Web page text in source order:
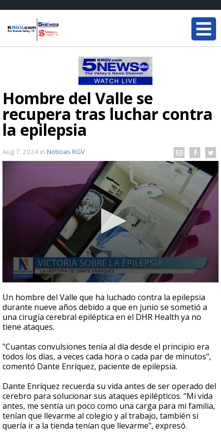
Hombre del Valle se
recupera tras luchar contra
la epilepsia
Aug 7, 2024 in Noticias RGV
seconds
of
3
minutes,
8
Un hombre del Valle que ha luchado contra la epilepsia
durante nueve años debido a que en junio se sometió a
una cirugía cerebral epiléptica en el DHR Health ya no
tiene ataques.
"Cuantas convulsiones tenía al día desde el principio era
todos los días, a veces cada hora o cada par de minutos",
comentó Dante Enríquez, paciente de epilepsia.
Dante Enríquez recuerda su vida antes de ser operado del
cerebro para solucionar sus ataques epilépticos. "Mi vida
antes, me sentía un poco como una carga para mi familia,
tenían que llevarme al colegio y al trabajo, también si
quería ir a la tienda tenían que llevarme", expresó.